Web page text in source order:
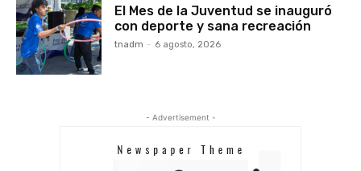
El Mes de la Juventud se inauguró
con deporte y sana recreación
tnadm - 6 agosto, 2026
- Advertisement -